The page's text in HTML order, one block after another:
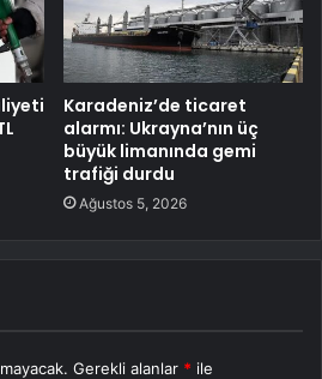
Karadeniz’de ticaret
alarmı: Ukrayna’nın üç
büyük limanında gemi
trafiği durdu
Ağustos 5, 2026
Gerekli alanlar * ile